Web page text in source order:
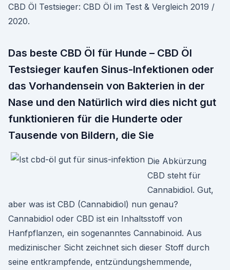
CBD Öl Testsieger: CBD Öl im Test & Vergleich 2019 /
2020.
Das beste CBD Öl für Hunde – CBD Öl
Testsieger kaufen Sinus-Infektionen oder
das Vorhandensein von Bakterien in der
Nase und den Natürlich wird dies nicht gut
funktionieren für die Hunderte oder
Tausende von Bildern, die Sie
Die Abkürzung
CBD steht für
Cannabidiol. Gut,
aber was ist CBD (Cannabidiol) nun genau?
Cannabidiol oder CBD ist ein Inhaltsstoff von
Hanfpflanzen, ein sogenanntes Cannabinoid. Aus
medizinischer Sicht zeichnet sich dieser Stoff durch
seine entkrampfende, entzündungshemmende,